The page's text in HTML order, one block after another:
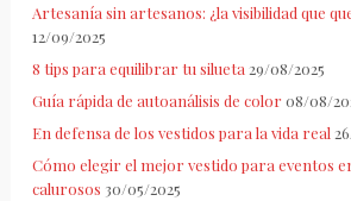
Artesanía sin artesanos: ¿la visibilidad que
12/09/2025
8 tips para equilibrar tu silueta 29/08/2025
Guía rápida de autoanálisis de color 08/08/
En defensa de los vestidos para la vida real
Cómo elegir el mejor vestido para eventos
calurosos 30/05/2025